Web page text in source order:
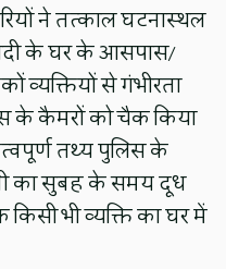
ने तत्काल घटनास्थल
के घर के आसपास/
व्यक्तियों से गंभीरता
के कैमरों को चैक किया
तथ्य पुलिस के
का सुबह के समय दूध
भी व्यक्ति का घर में